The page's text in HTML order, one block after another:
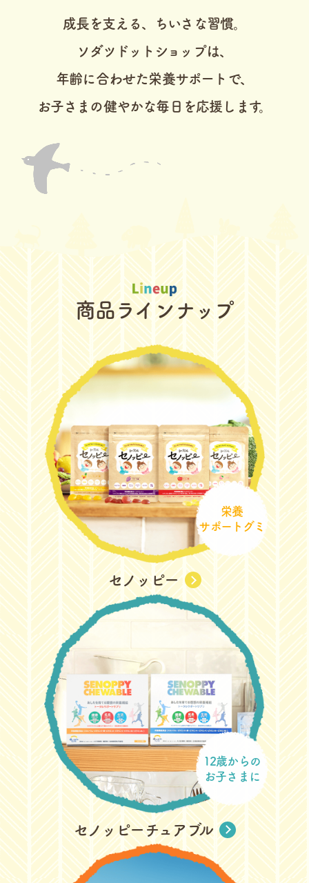
成長を支える、ちいさな習慣。
ソダツドットショップは、
年齢に合わせた栄養サポートで、
お子さまの健やかな毎日を応援します。
商品ラインナップ
栄養
サポートグミ
セノッピー
12歳からの
お子さまに
セノッピーチュアブル